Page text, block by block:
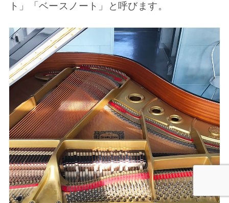
ト」「ベースノート」と呼びます。